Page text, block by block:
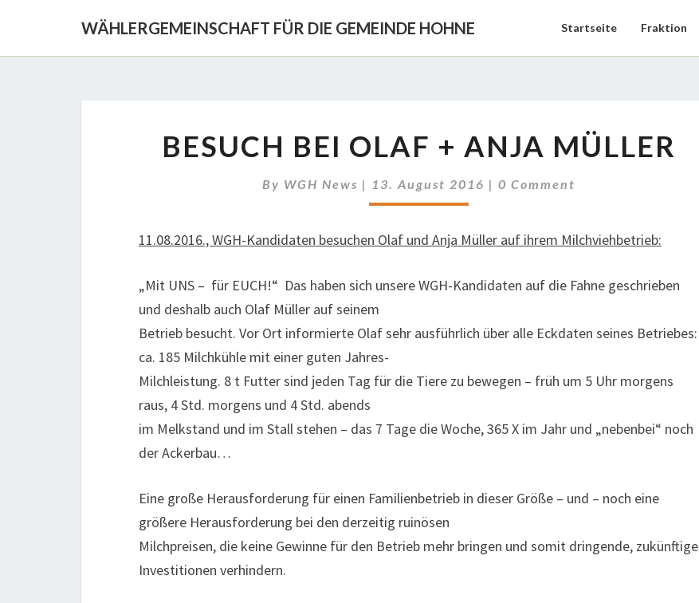
WÄHLERGEMEINSCHAFT FÜR DIE GEMEINDE HOHNE Startseite Fraktion
BEI
+
ANJA
BESUCH BEI OLAF + ANJA MÜLLER
By WGH News | 13. August 2016 |Comments
0 Comment
11.08.2016., WGH-Kandidaten besuchen Olaf und Anja Müller auf ihrem Milchviehbetrieb:
„Mit UNS – für EUCH!“ Das haben sich unsere WGH-Kandidaten auf die Fahne geschrieben
und deshalb auch Olaf Müller auf seinem
Betrieb besucht. Vor Ort informierte Olaf sehr ausführlich über alle Eckdaten seines Betriebes:
ca. 185 Milchkühle mit einer guten Jahres-
Milchleistung. 8 t Futter sind jeden Tag für die Tiere zu bewegen – früh um 5 Uhr morgens
raus, 4 Std. morgens und 4 Std. abends
im Melkstand und im Stall stehen – das 7 Tage die Woche, 365 X im Jahr und „nebenbei“ noch
der Ackerbau…
Eine große Herausforderung für einen Familienbetrieb in dieser Größe – und – noch eine
größere Herausforderung bei den derzeitig ruinösen
Milchpreisen, die keine Gewinne für den Betrieb mehr bringen und somit dringende, zukünftige
Investitionen verhindern.